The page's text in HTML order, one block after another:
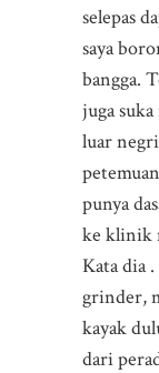
selepas
saya
bangga.
juga
luar
punya
ke klinik
Kata dia
grinder,
kayak
dari